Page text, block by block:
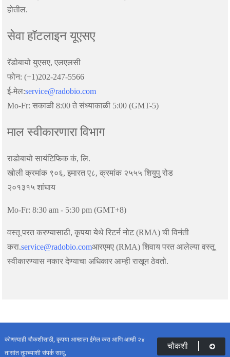
होतील.
सेवा हॉटलाइन यूएसए
रॅडोबायो युएसए, एलएलसी
फोन: (+1)202-247-5566
ई-मेल:service@radobio.com
Mo-Fr: सकाळी 8:00 ते संध्याकाळी 5:00 (GMT-5)
माल स्वीकारणारा विभाग
राडोबायो सायंटिफिक कं, लि.
खोली क्रमांक ९०६, इमारत ए८, क्रमांक २५५५ शियुपु रोड
२०१३१५ शांघाय
Mo-Fr: 8:30 am - 5:30 pm (GMT+8)
वस्तू परत करण्यासाठी, कृपया येथे रिटर्न नोट (RMA) ची विनंती
करा.service@radobio.comआरएमए (RMA) शिवाय परत आलेल्या वस्तू
स्वीकारण्यास नकार देण्याचा अधिकार आम्ही राखून ठेवतो.
कोणत्याही चौकशीसाठी, कृपया आम्हाला ईमेल करा आणि आम्ही २४
तासांत तुमच्याशी संपर्क साधू.
चौकशी